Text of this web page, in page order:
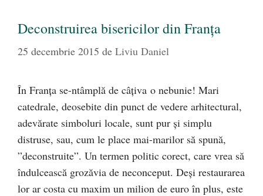
Deconstruirea bisericilor din Franţa
25 decembrie 2015 de Liviu Daniel
În Franţa se-ntâmplă de câţiva o nebunie! Mari
catedrale, deosebite din punct de vedere arhitectural,
adevărate simboluri locale, sunt pur şi simplu
distruse, sau, cum le place mai-marilor să spună,
”deconstruite”. Un termen politic corect, care vrea să
îndulcească grozăvia de neconceput. Deşi restaurarea
lor ar costa cu maxim un milion de euro în plus, este